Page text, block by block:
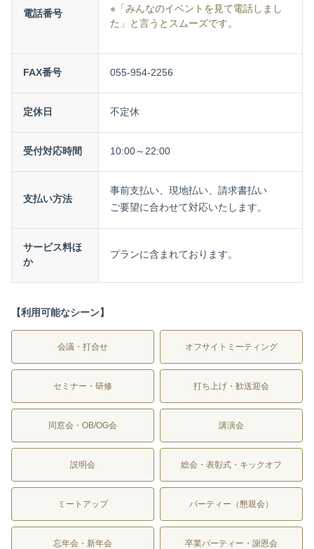
電話番号
※「みんなのイベントを見て電話しまし
た」と言うとスムーズです。
FAX番号 055-954-2256
定休日 不定休
受付対応時間 10:00～22:00
支払い方法
事前支払い、現地払い、請求書払い
ご要望に合わせて対応いたします。
サービス料ほ
か
プランに含まれております。
【利用可能なシーン】
会議・打合せ オフサイトミーティング
セミナー・研修 打ち上げ・歓送迎会
同窓会・OB/OG会 講演会
説明会 総会・表彰式・キックオフ
ミートアップ パーティー（懇親会）
忘年会・新年会 卒業パーティー・謝恩会